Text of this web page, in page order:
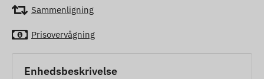
Sammenligning
Prisovervågning
Enhedsbeskrivelse